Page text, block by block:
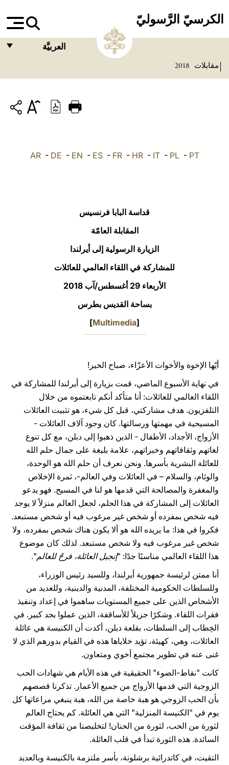
الكرسيّ الرَّسوليّ
العربيَّة
ITALIANO
مقابلات 2018
AR- DE - EN - ES- FR- HR- IT- PL- PT
قداسة البابا فرنسيس
المقابلة العامّة
الزيارة الرسولية إلى أيرلندا
للمشاركة في اللقاء العالمي للعائلات
الأربعاء 29 أغسطس/آب 2018‏
بساحة القديس بطرس
[
Multimedia
]
أيّها الإخوة والأخوات الأعزّاء، صباح الخير!
في نهاية الأسبوع الماضي، قمت بزيارة إلى أيرلندا للمشاركة في
اللقاء العالمي للعائلات: أنا متأكد أنكم تابعتموه من خلال
التلفزيون. هدف مشاركتي، قبل كل شيء، هو تثبيت العائلات
المسيحية في مهمتها ورسالتها. كان وجود آلاف العائلات -
الأزواج، الأجداد، الأطفال - الذين ذهبوا إلى دبلن، مع كل تنوع
لغاتهم وثقافاتهم وخبراتهم، علامة بليغة على جمال حلم الله
للعائلة البشرية بأسرها. ونحن نعرف أن حلم الله هو الوحدة،
والوئام، والسلام – في العائلات وفي العالم-، ثمرة الإخلاص
والمغفرة والمصالحة التي قدمها هو لنا في المسيح. فهو يدعو
العائلات إلى المشاركة في هذا الحلم، لجعل العالم منزلاً لا يوجد
فيه شخص بمفرده أو شخص غير مرغوب فيه أو شخص مستبعد.
فكروا في هذا: ما يريده الله هو ألا يكون هناك شخص بمفرده، ولا
شخص غير مرغوب فيه ولا شخص مستبعد. لذلك كان موضوع
هذا اللقاء العالمي مناسبًا جدًا: "إنجيل العائلة، فرحٌ للعالم".
أنا ممتن لرئيسة جمهورية أيرلندا، وللسيد رئيس الوزراء،
وللسلطات الحكومية المختلفة، المدنية والدينية، وللعديد من
الأشخاص الذين على جميع المستويات ساهموا في إعداد وتنفيذ
فقرات اللقاء. وشكرًا جزيلاً للأساقفة، الذين عملوا بجد كبير. في
الخِطاب إلى السلطات، بقلعة دبلن، أكدت أن الكنيسة هي عائلة
العائلات، وهي، كهيئة، تؤيد خلاياها هذه في القيام بدورهم الذي لا
غنى عنه في تطوير مجتمع أخوي ومتعاون.
كانت "نقاط-الضوء" الحقيقية في هذه الأيام هي شهادات الحب
الزوجية التي قدمها الأزواج من جميع الأعمار. تذكرنا قصصهم
بأن الحب الزوجي هو هبة خاصة من الله، هبة ينبغي مراعاتها كل
يوم في "الكنيسة المنزلية" التي هي العائلة. كم يحتاج العالم
لثورة من الحب، لثورة من الحنان! لتخليصنا من ثقافة المؤقت
السائدة. هذه الثورة تبدأ في قلب العائلة.
التقيت، في كاتدرائية برشلونة، بأسر ملتزمة بالكنيسة وبالعديد